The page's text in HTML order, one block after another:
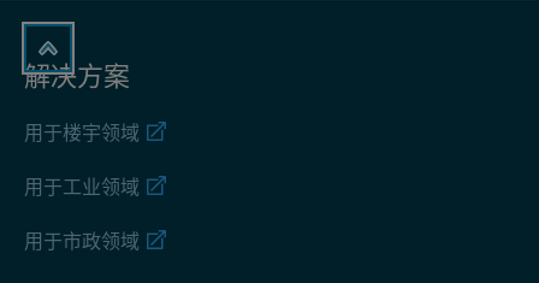
解决方案
用于楼宇领域
用于工业领域
用于市政领域